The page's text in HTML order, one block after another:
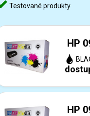
Testované produkty
HP
HP